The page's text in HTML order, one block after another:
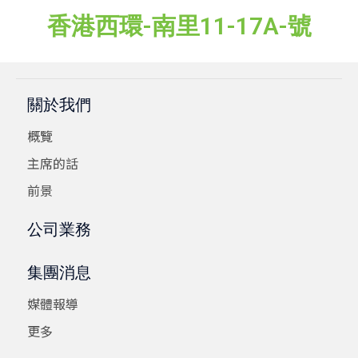
香港西環-南里11-17A-號
關於我們
概覽
主席的話
前景
公司業務
集團消息
媒體報導
更多